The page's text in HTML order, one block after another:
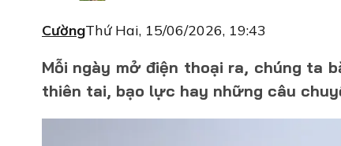
CườngThứ Hai, 15/06/2026, 19:43
Mỗi ngày mở điện thoại ra, chúng ta
thiên tai, bạo lực hay những câu